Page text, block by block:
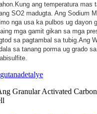
ang temperatura mas
SO2 madugta. Ang Sodium
nga usa ka pulbos ug dayon
mga gamit gikan sa mga
sa pagtambal sa tubig.Ang
sa tanang porma ug grado
detalye